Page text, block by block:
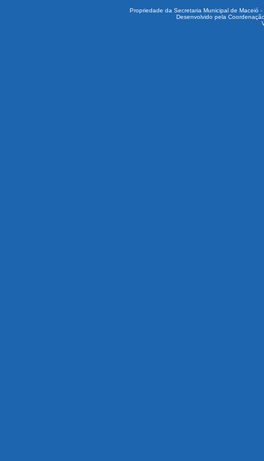
Propriedade da Secretaria Municipal de Maceió
Desenvolvido pela